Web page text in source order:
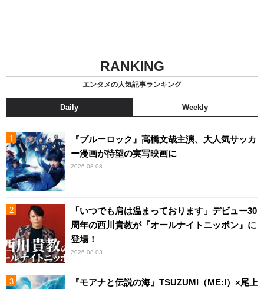
RANKING
エンタメの人気記事ランキング
Daily Weekly
『ブルーロック』高橋文哉主演、大人気サッカ
ー漫画が待望の実写映画に
2026.08.08
「いつでも肩は温まっております」デビュー30
周年の西川貴教が『オールナイトニッポン』に
登場！
2026.08.03
『モアナと伝説の海』TSUZUMI（ME:I）×尾上